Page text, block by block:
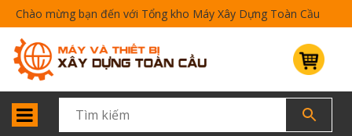
Chào mừng bạn đến với Tổng kho Máy Xây Dựng Toàn Cầu